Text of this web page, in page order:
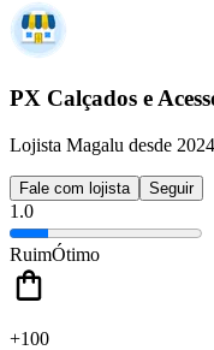
PX Calçados e
Lojista Magalu desde 2024
Fale com lojista Seguir
1.0
RuimÓtimo
+100